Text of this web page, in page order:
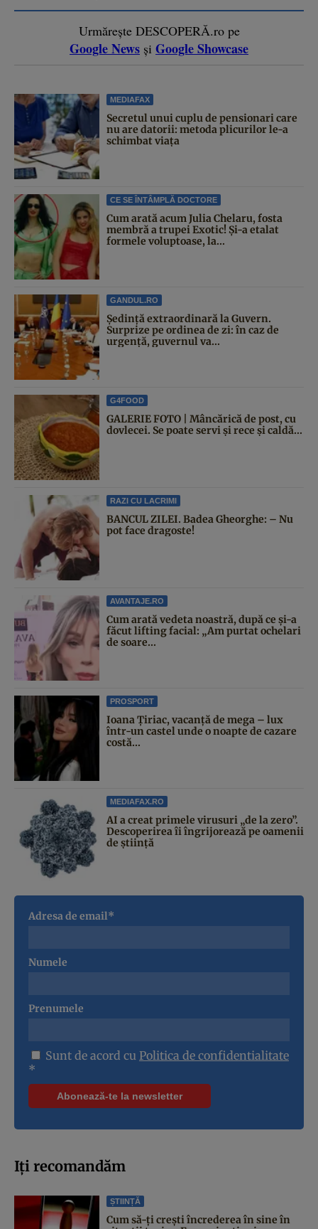
Urmărește DESCOPERĂ.ro pe
Google News și Google Showcase
MEDIAFAX
Secretul unui cuplu de pensionari care
nu are datorii: metoda plicurilor le-a
schimbat viața
CE SE ÎNTÂMPLĂ DOCTORE
Cum arată acum Julia Chelaru, fosta
membră a trupei Exotic! Și-a etalat
formele voluptoase, la...
GANDUL.RO
Şedinţă extraordinară la Guvern.
Surprize pe ordinea de zi: în caz de
urgență, guvernul va...
G4FOOD
GALERIE FOTO | Mâncărică de post, cu
dovlecei. Se poate servi și rece și caldă...
RAZI CU LACRIMI
BANCUL ZILEI. Badea Gheorghe: – Nu
pot face dragoste!
AVANTAJE.RO
Cum arată vedeta noastră, după ce și-a
făcut lifting facial: „Am purtat ochelari
de soare...
PROSPORT
Ioana Țiriac, vacanță de mega – lux
într-un castel unde o noapte de cazare
costă...
MEDIAFAX.RO
AI a creat primele virusuri „de la zero”.
Descoperirea îi îngrijorează pe oamenii
de știință
Adresa de email*
Numele
Prenumele
Sunt de acord cu Politica de confidentialitate
*
Iți recomandăm
ȘTIINȚĂ
Cum să-ți crești încrederea în sine în